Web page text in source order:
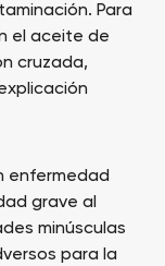
Para
el aceite de
cruzada,
enfermedad
grave al
minúsculas
para la